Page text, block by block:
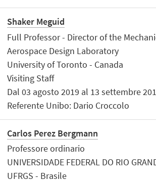
Shaker Meguid
Full Professor - Director of the
Aerospace Design Laboratory
University of Toronto - Canada
Visiting Staff
Dal 03 agosto 2019 al 13 settembre
Referente Unibo: Dario Croccolo
Carlos Perez Bergmann
Professore ordinario
UNIVERSIDADE FEDERAL DO RIO
UFRGS - Brasile